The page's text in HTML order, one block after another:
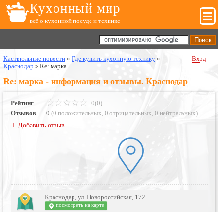
Кухонный мир
всё о кухонной посуде и технике
Кастрюльные новости » Где купить кухонную технику »
Краснодар » Re: марка
Вход
Re: марка - информация и отзывы. Краснодар
Рейтинг
0(0)
Отзывов
0 (0 положительных, 0 отрицательных, 0 нейтральных)
+ Добавить отзыв
Краснодар, ул. Новороссийская, 172
посмотреть на карте